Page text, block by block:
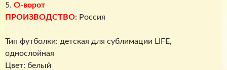
5. О-ворот
ПРОИЗВОДСТВО: Россия
Тип футболки: детская для сублимации LIFE,
однослойная
Цвет: белый